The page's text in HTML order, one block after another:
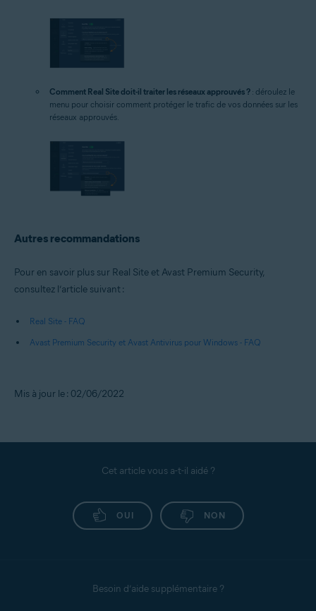
Comment Real Site doit-il traiter les réseaux approuvés ? : déroulez le
menu pour choisir comment protéger le trafic de vos données sur les
réseaux approuvés.
Autres recommandations
Pour en savoir plus sur Real Site et Avast Premium Security,
consultez l’article suivant :
Real Site - FAQ
Avast Premium Security et Avast Antivirus pour Windows - FAQ
Mis à jour le : 02/06/2022
Cet article vous a-t-il aidé ?
OUI NON
Besoin d’aide supplémentaire ?